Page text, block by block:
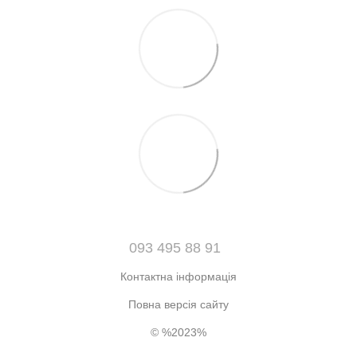
093 495 88 91
Контактна інформація
Повна версія сайту
© %2023%